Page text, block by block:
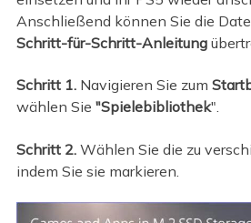
Anschließend können Sie die
Schritt-für-Schritt-Anleitung
Schritt 1.Navigieren Sie zum
wählen Sie "Spielebibliothek".
Schritt 2.Wählen Sie die zu
indem Sie sie markieren.